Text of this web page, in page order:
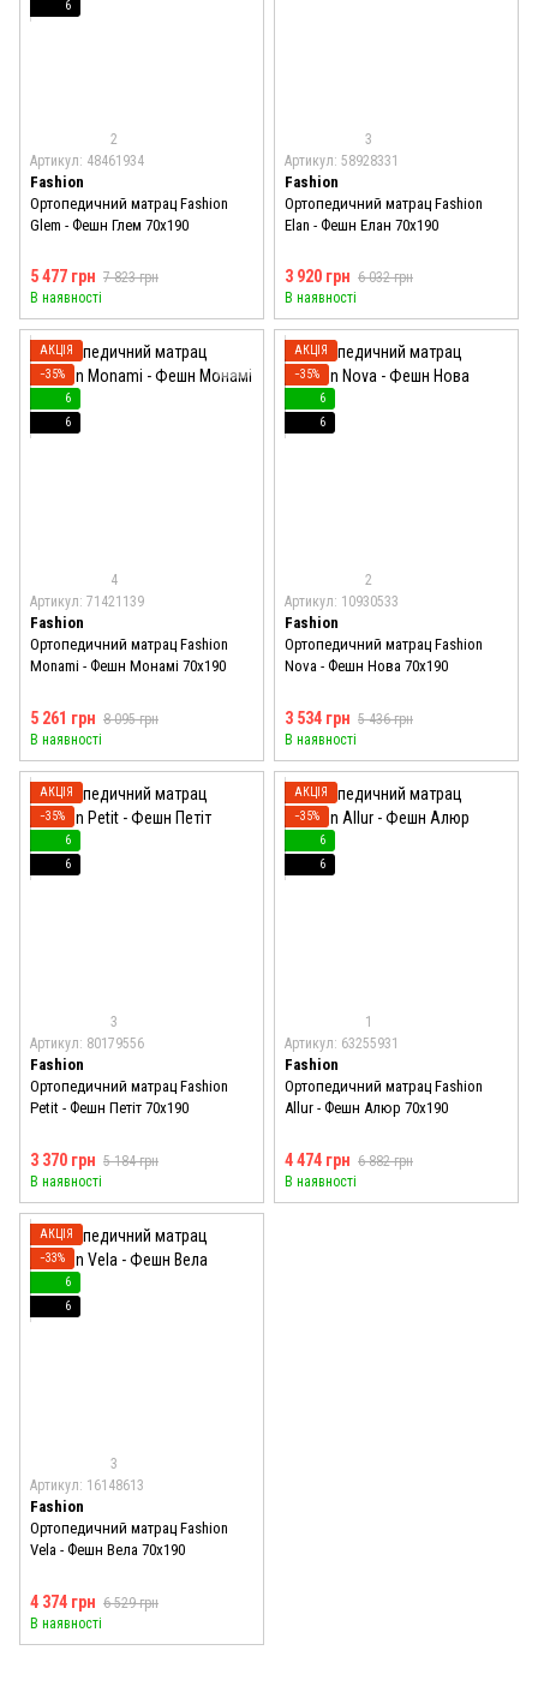
6
2
Артикул: 48461934
Fashion
Ортопедичний матрац Fashion
Glem - Фешн Глем 70x190
5 477 грн 7 823 грн
В наявності
3
Артикул: 58928331
Fashion
Ортопедичний матрац Fashion
Elan - Фешн Елан 70x190
3 920 грн 6 032 грн
В наявності
АКЦІЯ
−35%
6
6
4
Артикул: 71421139
Fashion
Ортопедичний матрац Fashion
Monami - Фешн Монамі 70x190
5 261 грн 8 095 грн
В наявності
АКЦІЯ
−35%
6
6
2
Артикул: 10930533
Fashion
Ортопедичний матрац Fashion
Nova - Фешн Нова 70x190
3 534 грн 5 436 грн
В наявності
АКЦІЯ
−35%
6
6
3
Артикул: 80179556
Fashion
Ортопедичний матрац Fashion
Petit - Фешн Петіт 70x190
3 370 грн 5 184 грн
В наявності
АКЦІЯ
−35%
6
6
1
Артикул: 63255931
Fashion
Ортопедичний матрац Fashion
Allur - Фешн Алюр 70x190
4 474 грн 6 882 грн
В наявності
АКЦІЯ
−33%
6
6
3
Артикул: 16148613
Fashion
Ортопедичний матрац Fashion
Vela - Фешн Вела 70x190
4 374 грн 6 529 грн
В наявності